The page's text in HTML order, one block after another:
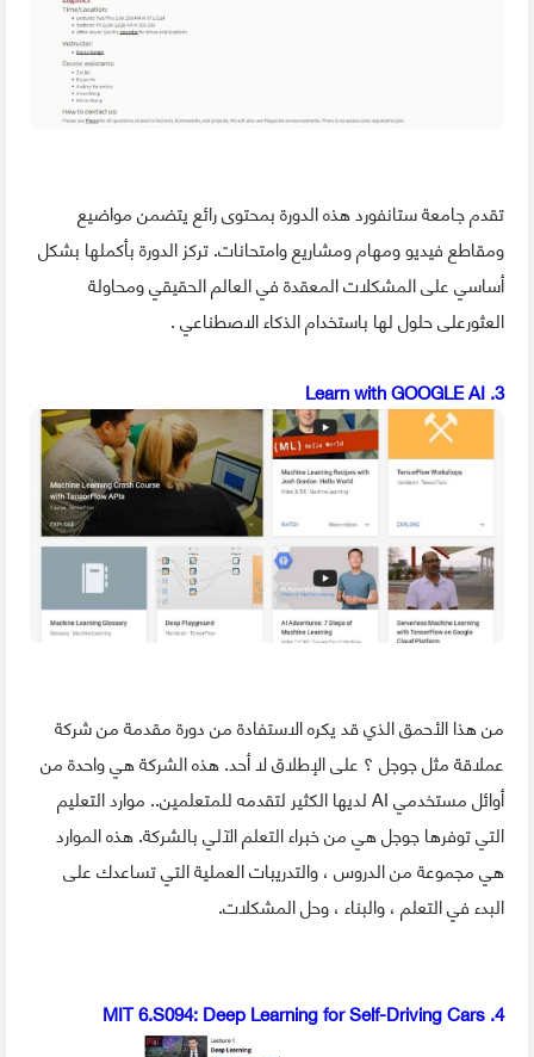
تقدم جامعة ستانفورد هذه الدورة بمحتوى رائع يتضمن مواضيع
ومقاطع فيديو ومهام ومشاريع وامتحانات. تركز الدورة بأكملها بشكل
أساسي على المشكلات المعقدة في العالم الحقيقي ومحاولة
العثورعلى حلول لها باستخدام الذكاء الاصطناعي .
3. Learn with GOOGLE AI
من هذا الأحمق الذي قد يكره الاستفادة من دورة مقدمة من شركة
عملاقة مثل جوجل ؟ على الإطلاق لا أحد. هذه الشركة هي واحدة من
أوائل مستخدمي AI لديها الكثير لتقدمه للمتعلمين.. موارد التعليم
التي توفرها جوجل هي من خبراء التعلم الآلي بالشركة. هذه الموارد
هي مجموعة من الدروس ، والتدريبات العملية التي تساعدك على
البدء في التعلم ، والبناء ، وحل المشكلات.
4. MIT 6.S094: Deep Learning for Self-Driving Cars